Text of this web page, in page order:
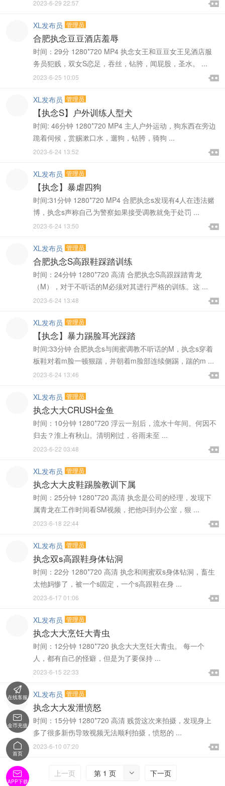

2023-6-29 22:57 
XL发布员 管理员
合肥执念豆豆酒店羞辱
时间：29分 1280*720 MP4 执念女王和豆豆女王见酒店服
务员犯贱，双女S恋足，吞丝，钻胯，闻屁股，圣水。 ...

2023-6-25 10:05 
XL发布员 管理员
【执念S】户外训练人型犬
时间: 46分钟 1280*720 MP4 主人户外运动，狗东西在旁边
跪着伺候，赏赐漱口水，遛狗，钻胯，骑狗 ...

2023-6-24 13:52 
XL发布员 管理员
【执念】暴虐四狗
时间:31分钟 1280*720 MP4 合肥执念s发现有4人在违法赌
博，执念s声称自己为警察如果接受调教就免于处罚 ...

2023-6-24 13:50 
XL发布员 管理员
合肥执念S高跟鞋踩踏训练
时间：24分钟 1280*720 高清 合肥执念S高跟踩踏青龙
（M），对于不听话的M必须对其进行严格的训练。这 ...

2023-6-24 13:48 
XL发布员 管理员
【执念】暴力踢脸耳光踩踏
时间:33分钟 合肥执念s与闺蜜调教不听话的M，执念s穿着
板鞋对着m脸一顿狠踹，并朝着m脸部连续侧踢，踹的m ...

2023-6-24 13:46 
XL发布员 管理员
执念大大CRUSH金鱼
时间：10分钟 1280*720 浮云一别后，流水十年间。何因不
归去？淮上有秋山。清明刚过，谷雨未至 ...

2023-6-22 03:48 
XL发布员 管理员
执念大大皮鞋踢脸教训下属
时间：25分钟 1280*720 高清 执念是公司的经理，发现下
属青龙在工作时间看SM视频，把他叫到办公室，狠 ...

2023-6-18 22:44 
XL发布员 管理员
执念双s高跟鞋身体钻洞
时间：22分 1280*720 高清 执念和闺蜜双s身体钻洞，畜生
太他妈惨了，被一个s固定，一个s高跟鞋在身 ...

2023-6-17 01:06 
XL发布员 管理员
执念大大烹饪大青虫
时间：12分钟 1280*720 执念大大烹饪大青虫。 每一个
人，都有自己的怪癖，但是为了要保持 ...

2023-6-15 22:33 
XL发布员 管理员
执念大大发泄愤怒
时间：15分钟 1280*720 高清 贱货这次来拍摄，发现身上
多了很多新伤导致视频无法顺利拍摄，愤怒的 ...

2023-6-10 07:20 
上一页 
第 1 页 下一页

在线客服

金币充值

首页

APP下载